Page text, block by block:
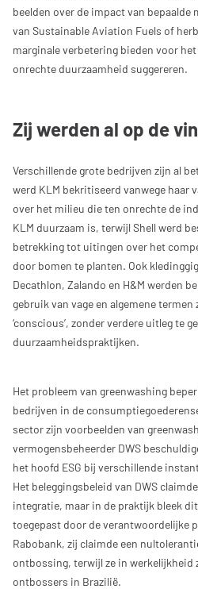
beelden over de impact van bepaalde
van Sustainable Aviation Fuels of
marginale verbetering bieden voor
onrechte duurzaamheid suggereren.
Zij werden al op de
Verschillende grote bedrijven zijn al
werd KLM bekritiseerd vanwege haar
over het milieu die ten onrechte de
KLM duurzaam is, terwijl Shell werd
betrekking tot uitingen over het
door bomen te planten. Ook
Decathlon, Zalando en H&M werden
gebruik van vage en algemene termen
‘conscious’, zonder verdere uitleg te
duurzaamheidspraktijken.
Het probleem van greenwashing
bedrijven in de
sector zijn voorbeelden van
vermogensbeheerder DWS
het hoofd ESG bij verschillende
Het beleggingsbeleid van DWS
integratie, maar in de praktijk bleek
toegepast door de verantwoordelijke
Rabobank, zij claimde een
ontbossing, terwijl ze in werkelijkheid
ontbossers in Brazilië.